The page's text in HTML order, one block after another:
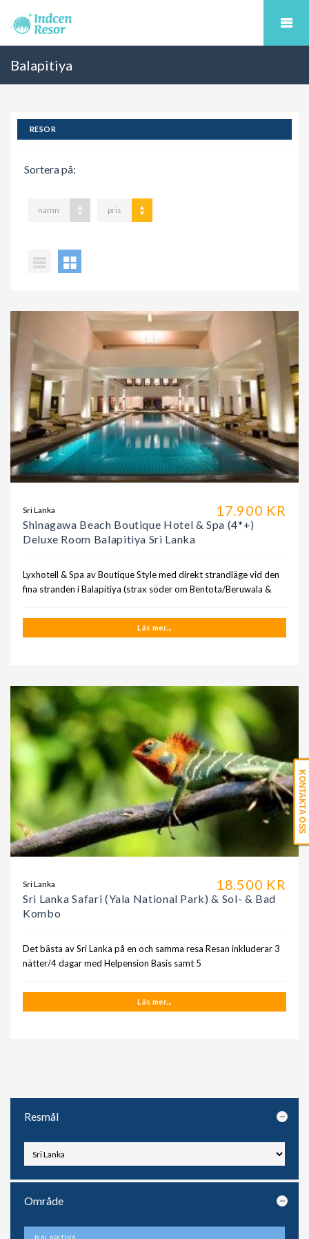
Balapitiya
RESOR
Sortera på:
namn pris
17.900 KR
Sri Lanka
Shinagawa Beach Boutique Hotel & Spa (4*+)
Deluxe Room Balapitiya Sri Lanka
Lyxhotell & Spa av Boutique Style med direkt strandläge vid den
fina stranden i Balapitiya (strax söder om Bentota/Beruwala &
Läs mer...
18.500 KR
Sri Lanka
Sri Lanka Safari (Yala National Park) & Sol- & Bad
Kombo
Det bästa av Sri Lanka på en och samma resa Resan inkluderar 3
nätter/4 dagar med Helpension Basis samt 5
Läs mer...
Resmål
Område
KONTAKTA OSS